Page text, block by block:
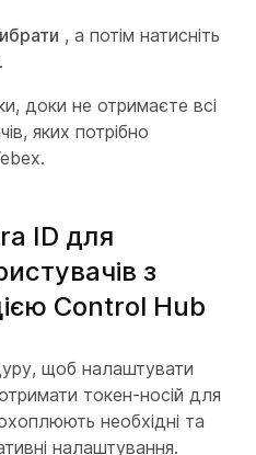
, а потім натисніть
.
доки не отримаєте всі
яких потрібно
ID для
з
Control Hub
щоб налаштувати
токен-носій для
необхідні та
налаштування.